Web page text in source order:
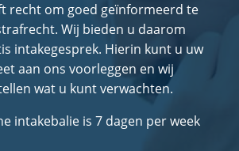
recht om goed geïnformeerd te
Wij bieden u daarom
intakegesprek. Hierin kunt u uw
aan ons voorleggen en wij
wat u kunt verwachten.
intakebalie is 7 dagen per week